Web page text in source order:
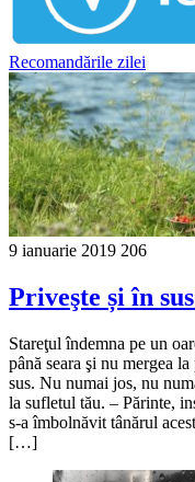
Recomandările zilei
9 ianuarie 2019 206
Priveşte și în
Stareţul îndemna pe un
până seara şi nu mergea
sus. Nu numai jos, nu
la sufletul tău. – Părinte,
s-a îmbolnăvit tânărul
[…]